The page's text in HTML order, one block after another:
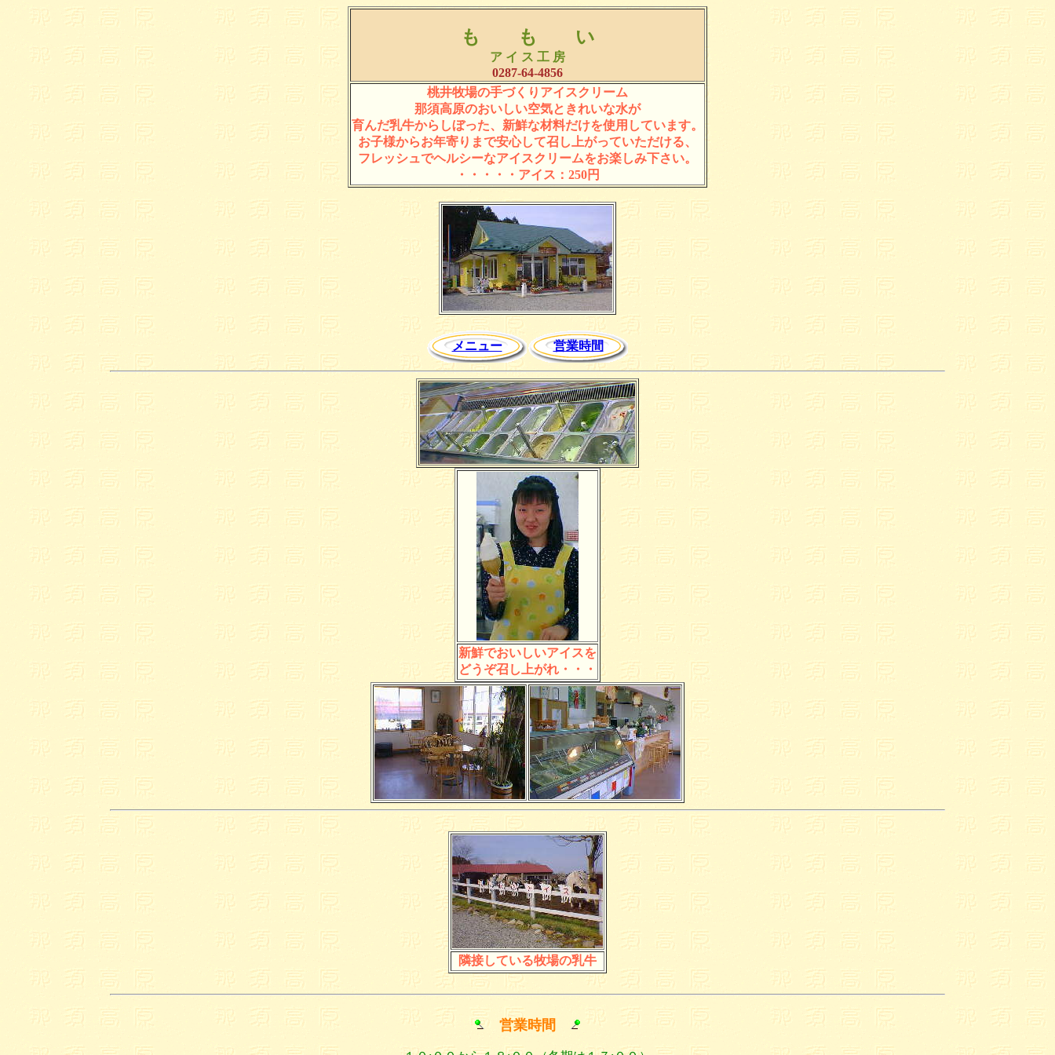
も も い
ア イ ス 工 房
0287-64-4856
桃井牧場の手づくりアイスクリーム
那須高原のおいしい空気ときれいな水が
育んだ乳牛からしぼった、新鮮な材料だけを使用しています。
お子様からお年寄りまで安心して召し上がっていただける、
フレッシュでヘルシーなアイスクリームをお楽しみ下さい。
・・・・・アイス：250円
メニュー 営業時間
新鮮でおいしいアイスを
どうぞ召し上がれ・・・
隣接している牧場の乳牛
営業時間